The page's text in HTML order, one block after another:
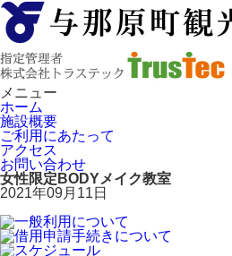
メニュー
ホーム
施設概要
ご利用にあたって
アクセス
お問い合わせ
女性限定BODYメイク教室
2021年09月11日